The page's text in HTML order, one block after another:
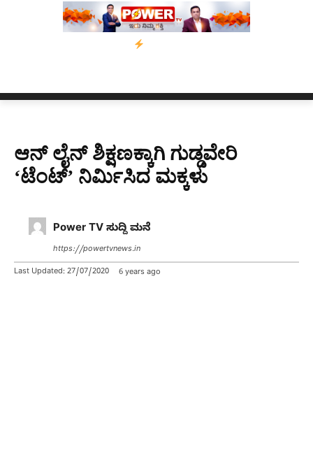
ನ್ಯೂಸ್ ಕಾರ್ಪ್‌ಗೆ ಎಐಯಿಂದ ಸಂಕಷ್ಟ: ಆಸ್ಟ್ರೇಲಿಯಾದಲ್ಲಿ
ಆನ್ ಲೈನ್ ಶಿಕ್ಷಣಕ್ಕಾಗಿ ಗುಡ್ಡವೇರಿ
‘ಟೆಂಟ್’ ನಿರ್ಮಿಸಿದ ಮಕ್ಕಳು
Power TV ಸುದ್ದಿ ಮನೆ
https://powertvnews.in
Last Updated: 27/07/2020 6 years ago